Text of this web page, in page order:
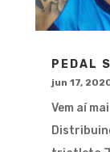
PEDAL
jun 17,
Vem aí